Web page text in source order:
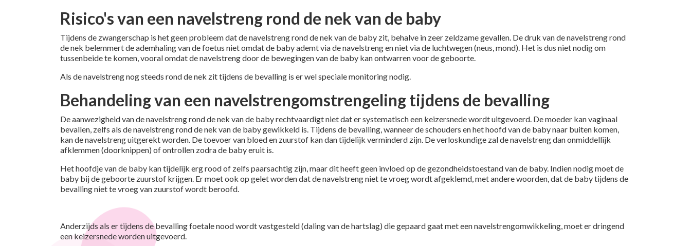
Risico's van een navelstreng rond de nek van de baby
Tijdens de zwangerschap is het geen probleem dat de navelstreng rond de nek van de baby zit, behalve in zeer zeldzame gevallen. De druk van de navelstreng rond
de nek belemmert de ademhaling van de foetus niet omdat de baby ademt via de navelstreng en niet via de luchtwegen (neus, mond). Het is dus niet nodig om
tussenbeide te komen, vooral omdat de navelstreng door de bewegingen van de baby kan ontwarren voor de geboorte.
Als de navelstreng nog steeds rond de nek zit tijdens de bevalling is er wel speciale monitoring nodig.
Behandeling van een navelstrengomstrengeling tijdens de bevalling
De aanwezigheid van de navelstreng rond de nek van de baby rechtvaardigt niet dat er systematisch een keizersnede wordt uitgevoerd. De moeder kan vaginaal
bevallen, zelfs als de navelstreng rond de nek van de baby gewikkeld is. Tijdens de bevalling, wanneer de schouders en het hoofd van de baby naar buiten komen,
kan de navelstreng uitgerekt worden. De toevoer van bloed en zuurstof kan dan tijdelijk verminderd zijn. De verloskundige zal de navelstreng dan onmiddellijk
afklemmen (doorknippen) of ontrollen zodra de baby eruit is.
Het hoofdje van de baby kan tijdelijk erg rood of zelfs paarsachtig zijn, maar dit heeft geen invloed op de gezondheidstoestand van de baby. Indien nodig moet de
baby bij de geboorte zuurstof krijgen. Er moet ook op gelet worden dat de navelstreng niet te vroeg wordt afgeklemd, met andere woorden, dat de baby tijdens de
bevalling niet te vroeg van zuurstof wordt beroofd.
Anderzijds als er tijdens de bevalling foetale nood wordt vastgesteld (daling van de hartslag) die gepaard gaat met een navelstrengomwikkeling, moet er dringend
een keizersnede worden uitgevoerd.